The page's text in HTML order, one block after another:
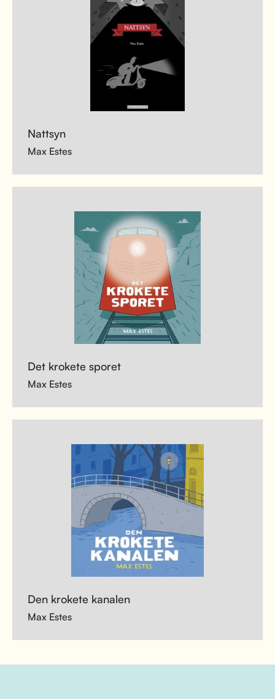
Nattsyn
Max Estes
Det krokete sporet
Max Estes
Den krokete kanalen
Max Estes